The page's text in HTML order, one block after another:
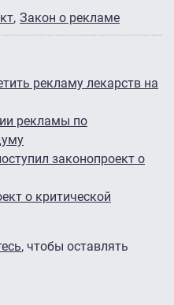
Закон о рекламе
рекламу лекарств на
рекламы по
законопроект о
о критической
, чтобы оставлять